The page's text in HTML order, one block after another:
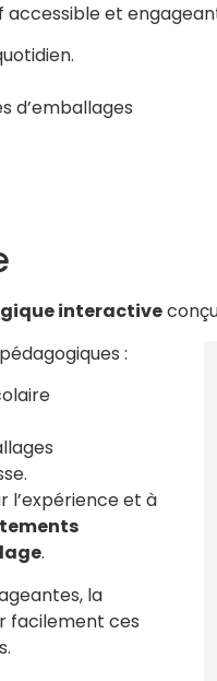
accessible et
d’emballages
interactive
:
l’expérience et à
.
la
facilement ces